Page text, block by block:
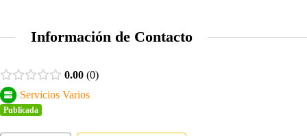
Información de Contacto
0.00 0
Servicios Varios
Publicada